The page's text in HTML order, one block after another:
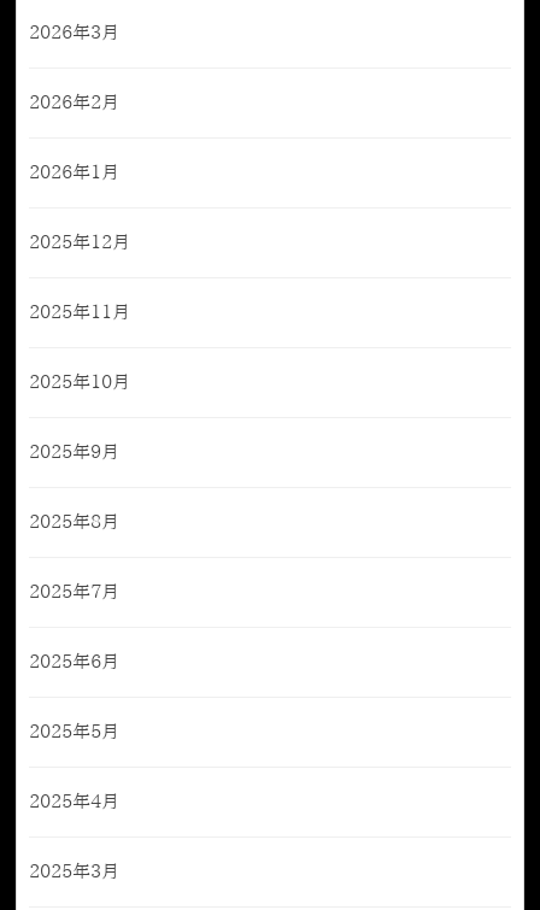
2026年3月
2026年2月
2026年1月
2025年12月
2025年11月
2025年10月
2025年9月
2025年8月
2025年7月
2025年6月
2025年5月
2025年4月
2025年3月